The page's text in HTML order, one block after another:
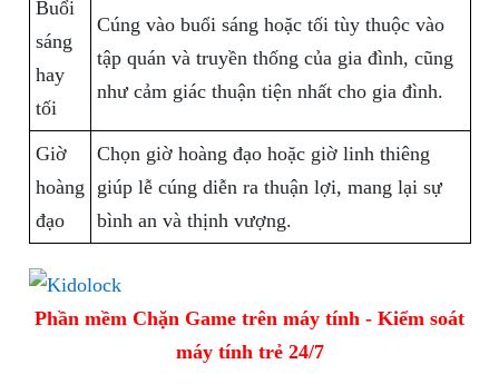
Buổi
sáng
hay
tối
Cúng vào buổi sáng hoặc tối tùy thuộc vào
tập quán và truyền thống của gia đình, cũng
như cảm giác thuận tiện nhất cho gia đình.
Giờ
hoàng
đạo
Chọn giờ hoàng đạo hoặc giờ linh thiêng
giúp lễ cúng diễn ra thuận lợi, mang lại sự
bình an và thịnh vượng.
Phần mềm Chặn Game trên máy tính - Kiểm soát
máy tính trẻ 24/7